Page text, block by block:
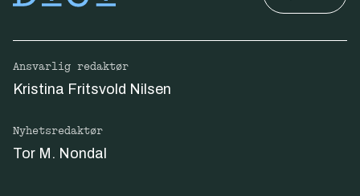
Ansvarlig redaktør
Kristina Fritsvold Nilsen
Nyhetsredaktør
Tor M. Nondal